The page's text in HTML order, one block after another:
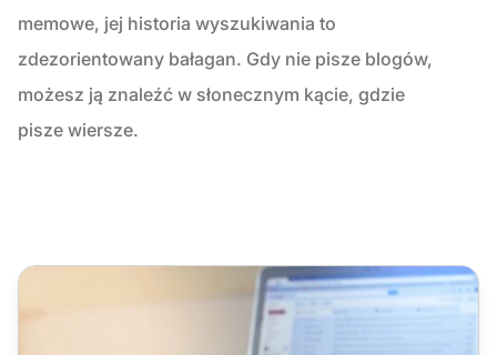
memowe, jej historia wyszukiwania to
zdezorientowany bałagan. Gdy nie pisze blogów,
możesz ją znaleźć w słonecznym kącie, gdzie
pisze wiersze.
6 sposobów na zaangażowanie klientów na platformach